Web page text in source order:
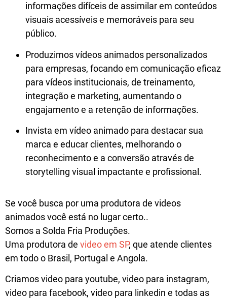
informações difíceis de assimilar em conteúdos
visuais acessíveis e memoráveis para seu
público.
Produzimos vídeos animados personalizados
para empresas, focando em comunicação eficaz
para vídeos institucionais, de treinamento,
integração e marketing, aumentando o
engajamento e a retenção de informações.
Invista em vídeo animado para destacar sua
marca e educar clientes, melhorando o
reconhecimento e a conversão através de
storytelling visual impactante e profissional.
Se você busca por uma produtora de videos
animados você está no lugar certo..
Somos a Solda Fria Produções.
Uma produtora de video em SP, que atende clientes
em todo o Brasil, Portugal e Angola.
Criamos video para youtube, video para instagram,
video para facebook, video para linkedin e todas as